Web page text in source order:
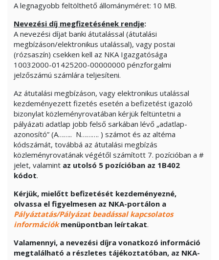
A legnagyobb feltölthető állományméret: 10 MB.
Nevezési díj megfizetésének rendje:
A nevezési díjat banki átutalással (átutalási
megbízáson/elektronikus utalással), vagy postai
(rózsaszín) csekken kell az NKA Igazgatósága
10032000-01425200-00000000 pénzforgalmi
jelzőszámú számlára teljesíteni.
Az átutalási megbízáson, vagy elektronikus utalással
kezdeményezett fizetés esetén a befizetést igazoló
bizonylat közleményrovatában kérjük feltüntetni a
pályázati adatlap jobb felső sarkában lévő „adatlap-
azonosító” (A…….. N………. ) számot és az altéma
kódszámát, továbbá az átutalási megbízás
közleményrovatának végétől számított 7. pozícióban a #
jelet, valamint az utolsó 5 pozícióban az 1B402
kódot.
Kérjük, mielőtt befizetését kezdeményezné,
olvassa el figyelmesen az NKA-portálon a
Pályáztatás/Pályázat beadással kapcsolatos
információk menüpontban leírtakat.
Valamennyi, a nevezési díjra vonatkozó információ
megtalálható a részletes tájékoztatóban, az NKA-